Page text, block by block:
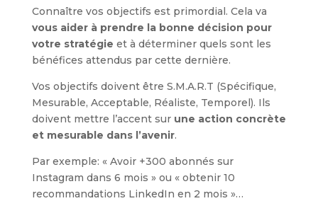
Connaître vos objectifs est primordial. Cela va
vous aider à prendre la bonne décision pour
votre stratégie et à déterminer quels sont les
bénéfices attendus par cette dernière.
Vos objectifs doivent être S.M.A.R.T (Spécifique,
Mesurable, Acceptable, Réaliste, Temporel). Ils
doivent mettre l’accent sur une action concrète
et mesurable dans l’avenir.
Par exemple: « Avoir +300 abonnés sur
Instagram dans 6 mois » ou « obtenir 10
recommandations LinkedIn en 2 mois »…